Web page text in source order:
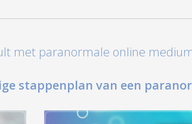
met paranormale online
stappenplan van een